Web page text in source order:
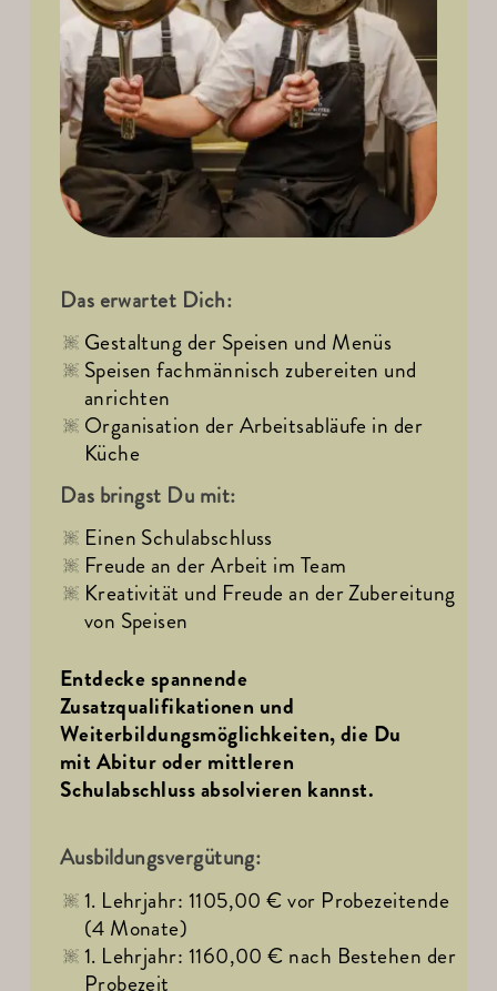
Das erwartet Dich:
Gestaltung der Speisen und Menüs
Speisen fachmännisch zubereiten und
anrichten
Organisation der Arbeitsabläufe in der
Küche
Das bringst Du mit:
Einen Schulabschluss
Freude an der Arbeit im Team
Kreativität und Freude an der Zubereitung
von Speisen
Entdecke spannende
Zusatzqualifikationen und
Weiterbildungsmöglichkeiten, die Du
mit Abitur oder mittleren
Schulabschluss absolvieren kannst.
Ausbildungsvergütung:
1. Lehrjahr: 1105,00 € vor Probezeitende
(4 Monate)
1. Lehrjahr: 1160,00 € nach Bestehen der
Probezeit